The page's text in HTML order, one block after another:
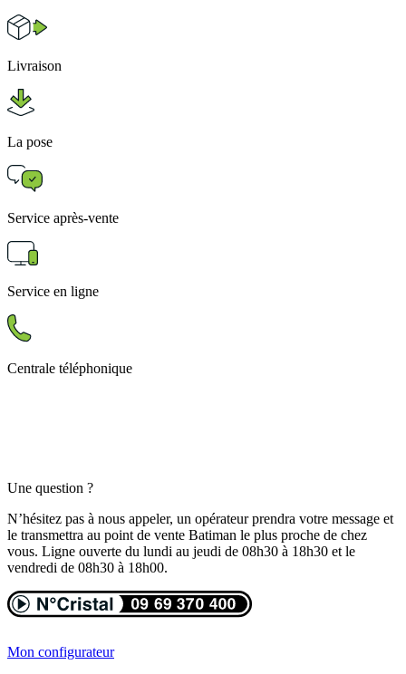
Livraison
La pose
Service après-vente
Service en ligne
Centrale téléphonique
Une question ?
N’hésitez pas à nous appeler, un opérateur prendra votre message et
le transmettra au point de vente Batiman le plus proche de chez
vous. Ligne ouverte du lundi au jeudi de 08h30 à 18h30 et le
vendredi de 08h30 à 18h00.
Mon configurateur